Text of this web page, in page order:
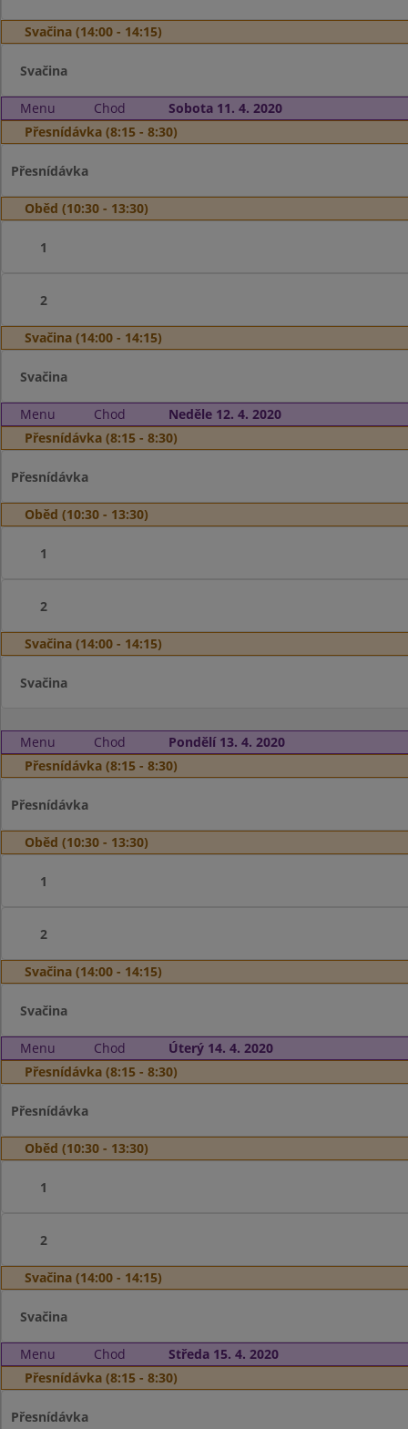
Svačina (14:00 - 14:15)
Svačina
Menu Chod
Sobota 11. 4. 2020
Přesnídávka (8:15 - 8:30)
Přesnídávka
Oběd (10:30 - 13:30)
1
2
Svačina (14:00 - 14:15)
Svačina
Menu Chod
Neděle 12. 4. 2020
Přesnídávka (8:15 - 8:30)
Přesnídávka
Oběd (10:30 - 13:30)
1
2
Svačina (14:00 - 14:15)
Svačina
Menu Chod
Pondělí 13. 4. 2020
Přesnídávka (8:15 - 8:30)
Přesnídávka
Oběd (10:30 - 13:30)
1
2
Svačina (14:00 - 14:15)
Svačina
Menu Chod
Úterý 14. 4. 2020
Přesnídávka (8:15 - 8:30)
Přesnídávka
Oběd (10:30 - 13:30)
1
2
Svačina (14:00 - 14:15)
Svačina
Menu Chod
Středa 15. 4. 2020
Přesnídávka (8:15 - 8:30)
Přesnídávka